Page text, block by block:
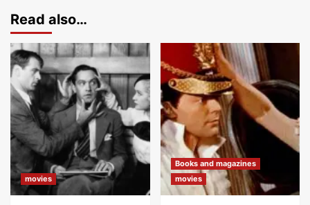
Read also…
movies
Books and magazines
movies